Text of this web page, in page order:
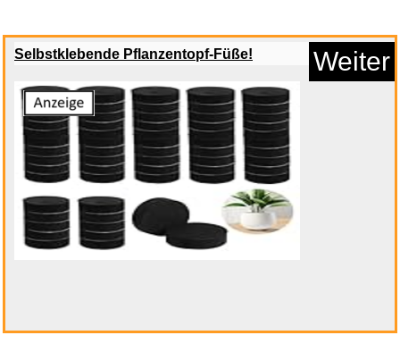
Anzeige
Selbstklebende Pflanzentopf-Füße! Weiter